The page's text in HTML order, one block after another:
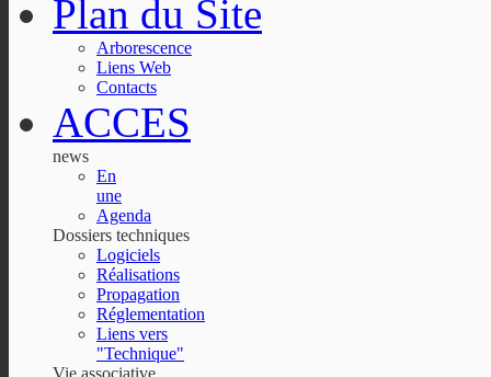
Plan du Site
Arborescence
Liens Web
Contacts
ACCES
news
En
une
Agenda
Dossiers techniques
Logiciels
Réalisations
Propagation
Réglementation
Liens vers
"Technique"